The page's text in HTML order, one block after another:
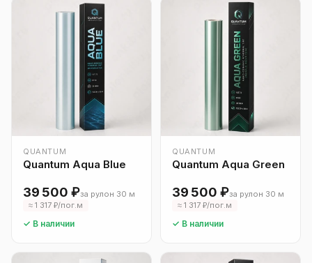
QUANTUM
Quantum Aqua Blue
39 500 ₽за рулон 30 м
≈ 1 317 ₽/пог.м
✓ В наличии
QUANTUM
Quantum Aqua Green
39 500 ₽за рулон 30 м
≈ 1 317 ₽/пог.м
✓ В наличии